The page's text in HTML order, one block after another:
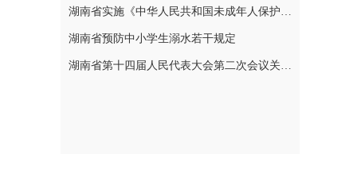
湖南省实施《中华人民共和国未成年人保护法》若干规定
湖南省预防中小学生溺水若干规定
湖南省第十四届人民代表大会第二次会议关于湖南省人民代表大会常务委员会工作报告的决议